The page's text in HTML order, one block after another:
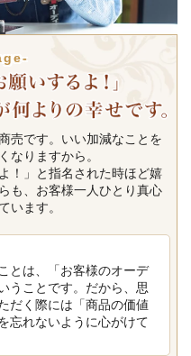
売です。いい加減なことを
なりますから。
！」と指名された時ほど嬉
も、お客様一人ひとり真心
います。
とは、「お客様のオーデ
うことです。だから、思
だく際には「商品の価値
忘れないように心がけて